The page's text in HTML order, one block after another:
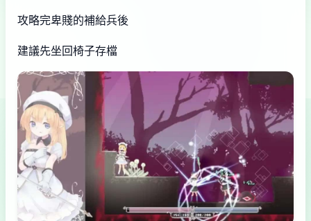
攻略完卑賤的補給兵後
建議先坐回椅子存檔